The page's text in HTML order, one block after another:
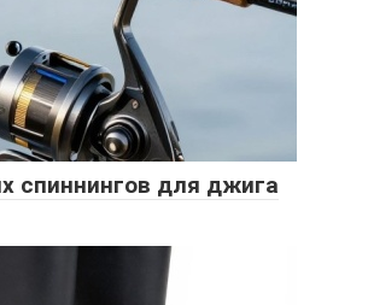
спиннингов для джига